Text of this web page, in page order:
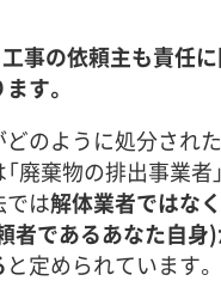
事の依頼主も責任
す。
どのように処分され
廃棄物の排出事業者
では解体業者ではな
者であるあなた自身
と定められています。